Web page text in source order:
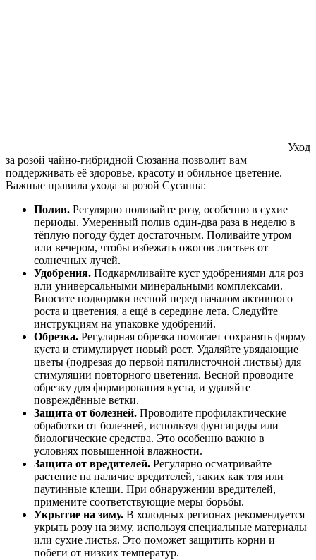
Уход
за розой чайно-гибридной Сюзанна позволит вам
поддерживать её здоровье, красоту и обильное цветение.
Важные правила ухода за розой Сусанна:
Полив. Регулярно поливайте розу, особенно в сухие
периоды. Умеренный полив один-два раза в неделю в
тёплую погоду будет достаточным. Поливайте утром
или вечером, чтобы избежать ожогов листьев от
солнечных лучей.
Удобрения. Подкармливайте куст удобрениями для роз
или универсальными минеральными комплексами.
Вносите подкормки весной перед началом активного
роста и цветения, а ещё в середине лета. Следуйте
инструкциям на упаковке удобрений.
Обрезка. Регулярная обрезка помогает сохранять форму
куста и стимулирует новый рост. Удаляйте увядающие
цветы (подрезая до первой пятилисточной листвы) для
стимуляции повторного цветения. Весной проводите
обрезку для формирования куста, и удаляйте
повреждённые ветки.
Защита от болезней. Проводите профилактические
обработки от болезней, используя фунгициды или
биологические средства. Это особенно важно в
условиях повышенной влажности.
Защита от вредителей. Регулярно осматривайте
растение на наличие вредителей, таких как тля или
паутинные клещи. При обнаружении вредителей,
примените соответствующие меры борьбы.
Укрытие на зиму. В холодных регионах рекомендуется
укрыть розу на зиму, используя специальные материалы
или сухие листья. Это поможет защитить корни и
побеги от низких температур.